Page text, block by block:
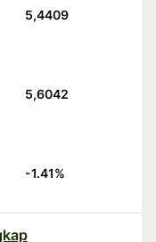
5,4409
5,6042
-1.41%